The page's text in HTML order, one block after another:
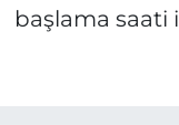
başlama saati